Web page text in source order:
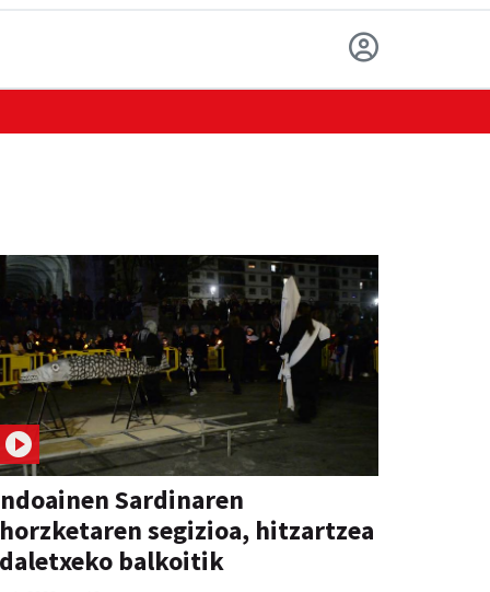
Sardinaren
segizioa, hitzartzea
balkoitik